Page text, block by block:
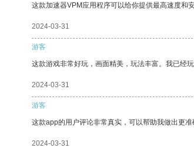
这款加速器VPM应用程序可以给你提供最高速度和
2024-03-31
游客
这款游戏非常好玩，画面精美，玩法丰富。我已经
2024-03-31
游客
这款app的用户评论非常真实，可以帮助我做出更准
2024-03-31